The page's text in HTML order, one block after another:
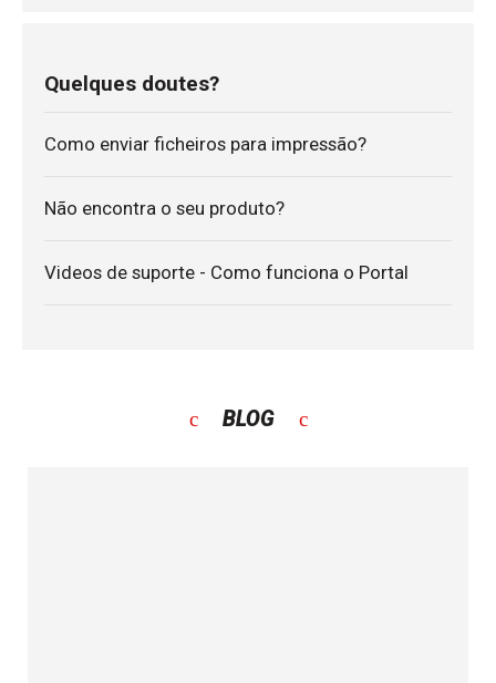
Quelques doutes?
Como enviar ficheiros para impressão?
Não encontra o seu produto?
Videos de suporte - Como funciona o Portal
BLOG